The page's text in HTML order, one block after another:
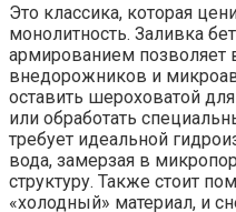
Это классика, которая
монолитность. Заливка
армированием
внедорожников и
оставить шероховатой
или обработать
требует идеальной
вода, замерзая в
структуру. Также стоит
«холодный» материал, и